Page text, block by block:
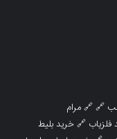
🔗 🔗مرام
فلزیاب 🔗خرید بلیط